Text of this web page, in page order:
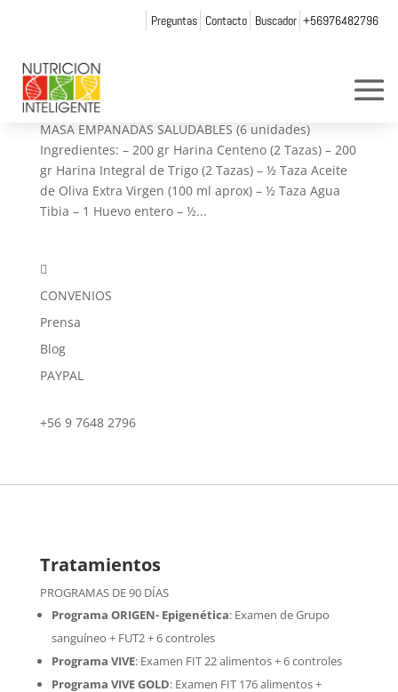
Preguntas Contacto Buscador +56976482796
Recetas para unas Fiestas Patrias más
saludables
porWeb Admin NI
MASA EMPANADAS SALUDABLES (6 unidades)
Ingredientes: – 200 gr Harina Centeno (2 Tazas) – 200
gr Harina Integral de Trigo (2 Tazas) – ½ Taza Aceite
de Oliva Extra Virgen (100 ml aprox) – ½ Taza Agua
Tibia – 1 Huevo entero – ½...

CONVENIOS
Prensa
Blog
PAYPAL
+56 9 7648 2796
Tratamientos
PROGRAMAS DE 90 DÍAS
Programa ORIGEN- Epigenética:Examen de Grupo
sanguíneo + FUT2 + 6 controles
Programa VIVE: Examen FIT 22 alimentos + 6 controles
Programa VIVE GOLD: Examen FIT 176 alimentos +